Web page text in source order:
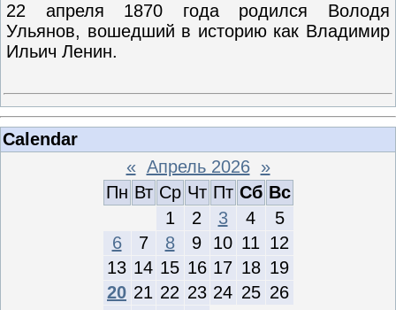
22 апреля 1870 года родился Володя
Ульянов, вошедший в историю как Владимир
Ильич Ленин.
Calendar
« Апрель 2026
»
Пн Вт Ср Чт Пт Сб Вс
1
2 3 4
5
6
7 8 9 10 11 12
13 14 15 16 17 18 19
20 21 22 23 24 25 26